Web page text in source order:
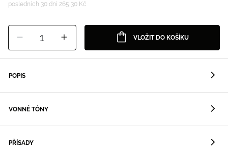
posledních 30 dní 265,30 Kč
1 VLOŽIT DO KOŠÍKU
POPIS
VONNÉ TÓNY
PŘÍSADY